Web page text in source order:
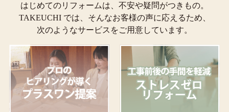
はじめてのリフォームは、不安や疑問がつきもの。
TAKEUCHI では、そんなお客様の声に応えるため、
次のようなサービスをご用意しています。